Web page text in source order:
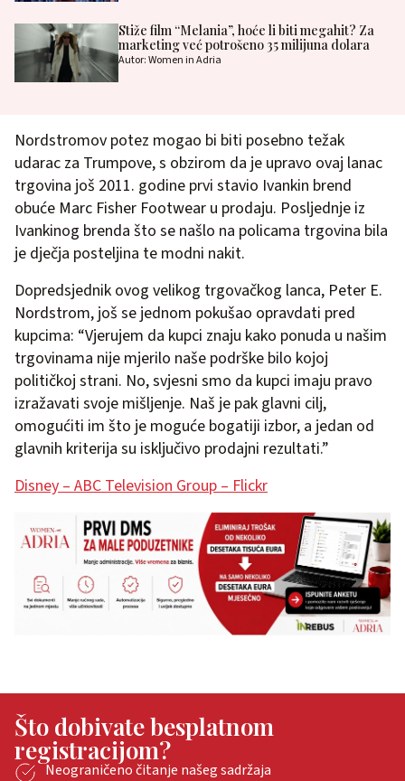
Stiže film “Melania”, hoće li biti megahit? Za
marketing već potrošeno 35 milijuna dolara
Autor: Women in Adria
Nordstromov potez mogao bi biti posebno težak
udarac za Trumpove, s obzirom da je upravo ovaj lanac
trgovina još 2011. godine prvi stavio Ivankin brend
obuće Marc Fisher Footwear u prodaju. Posljednje iz
Ivankinog brenda što se našlo na policama trgovina bila
je dječja posteljina te modni nakit.
Dopredsjednik ovog velikog trgovačkog lanca, Peter E.
Nordstrom, još se jednom pokušao opravdati pred
kupcima: “Vjerujem da kupci znaju kako ponuda u našim
trgovinama nije mjerilo naše podrške bilo kojoj
političkoj strani. No, svjesni smo da kupci imaju pravo
izražavati svoje mišljenje. Naš je pak glavni cilj,
omogućiti im što je moguće bogatiji izbor, a jedan od
glavnih kriterija su isključivo prodajni rezultati.”
Disney – ABC Television Group – Flickr
Što dobivate besplatnom
registracijom?
Neograničeno čitanje našeg sadržaja